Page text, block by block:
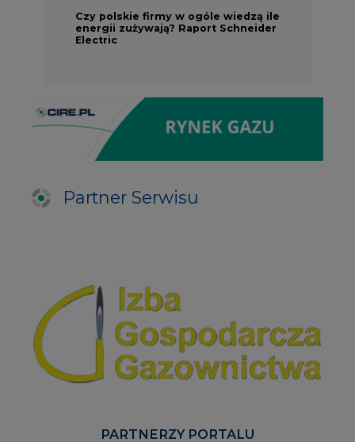
Czy polskie firmy w ogóle wiedzą ile
energii zużywają? Raport Schneider
Electric
Partner Serwisu
PARTNERZY PORTALU